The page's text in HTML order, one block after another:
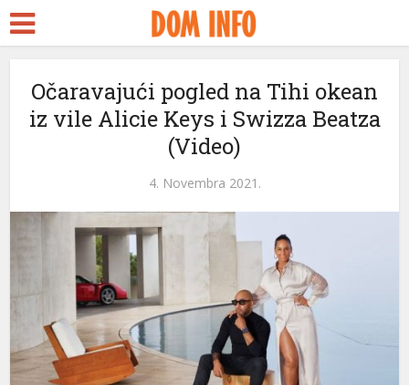
Očaravajući pogled na Tihi okean
iz vile Alicie Keys i Swizza Beatza
(Video)
4. Novembra 2021.